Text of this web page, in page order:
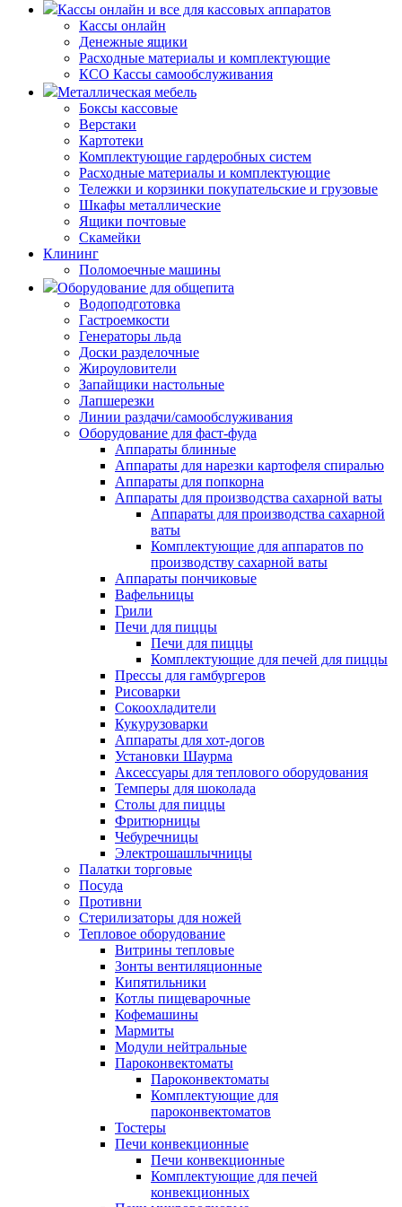
Кассы онлайн и все для кассовых аппаратов
Кассы онлайн
Денежные ящики
Расходные материалы и комплектующие
КСО Кассы самообслуживания
Металлическая мебель
Боксы кассовые
Верстаки
Картотеки
Комплектующие гардеробных систем
Расходные материалы и комплектующие
Тележки и корзинки покупательские и грузовые
Шкафы металлические
Ящики почтовые
Скамейки
Клининг
Поломоечные машины
Оборудование для общепита
Водоподготовка
Гастроемкости
Генераторы льда
Доски разделочные
Жироуловители
Запайщики настольные
Лапшерезки
Линии раздачи/самообслуживания
Оборудование для фаст-фуда
Аппараты блинные
Аппараты для нарезки картофеля спиралью
Аппараты для попкорна
Аппараты для производства сахарной ваты
Аппараты для производства сахарной
ваты
Комплектующие для аппаратов по
производству сахарной ваты
Аппараты пончиковые
Вафельницы
Грили
Печи для пиццы
Печи для пиццы
Комплектующие для печей для пиццы
Прессы для гамбургеров
Рисоварки
Сокоохладители
Кукурузоварки
Аппараты для хот-догов
Установки Шаурма
Аксессуары для теплового оборудования
Темперы для шоколада
Столы для пиццы
Фритюрницы
Чебуречницы
Электрошашлычницы
Палатки торговые
Посуда
Противни
Стерилизаторы для ножей
Тепловое оборудование
Витрины тепловые
Зонты вентиляционные
Кипятильники
Котлы пищеварочные
Кофемашины
Мармиты
Модули нейтральные
Пароконвектоматы
Пароконвектоматы
Комплектующие для
пароконвектоматов
Тостеры
Печи конвекционные
Печи конвекционные
Комплектующие для печей
конвекционных